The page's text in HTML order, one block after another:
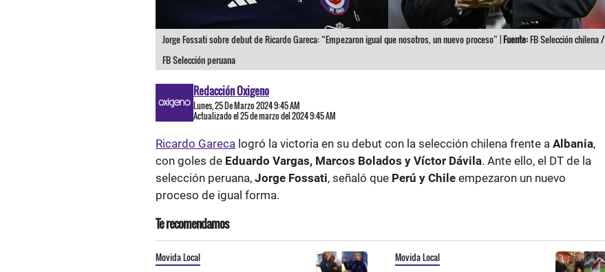
Jorge Fossati sobre debut de Ricardo Gareca: “Empezaron igual que nosotros, un nuevo proceso” |Fuente:FB Selección chilena /
FB Selección peruana
Redacción Oxigeno
Lunes, 25 De Marzo 2024 9:45 AM
Actualizado el 25 de marzo del 2024 9:45 AM
Ricardo Gareca logró la victoria en su debut con la selección chilena frente a Albania,
con goles de Eduardo Vargas, Marcos Bolados y Víctor Dávila. Ante ello, el DT de la
selección peruana, Jorge Fossati, señaló que Perú y Chile empezaron un nuevo
proceso de igual forma.
Te recomendamos
Movida Local Movida Local